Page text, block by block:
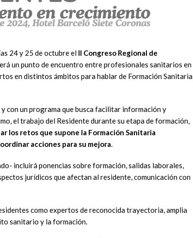
24 y 25 de octubre el II Congreso Regional de
un punto de encuentro entre profesionales sanitarios en
en distintos ámbitos para hablar de Formación Sanitaria
y con un programa que busca facilitar información y
el trabajo del Residente durante su etapa de formación,
los retos que supone la Formación Sanitaria
acciones para su mejora.
incluirá ponencias sobre formación, salidas laborales,
jurídicos que afectan al residente, comunicación con
como expertos de reconocida trayectoria, amplia
sanitario y la formación.